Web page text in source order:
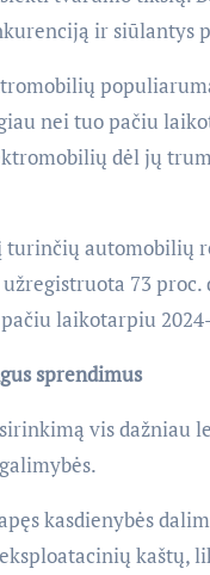
ir siūlantys
nei tuo pačiu
dėl jų
automobilių
73
laikotarpiu
sprendimus
vis dažniau
kasdienybės
kaštų,